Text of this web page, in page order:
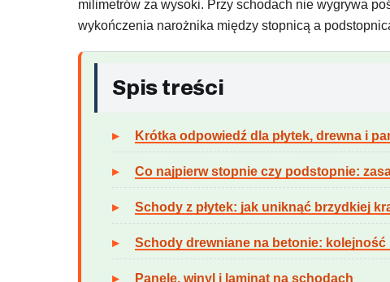
milimetrów za wysoki. Przy schodach nie wygrywa
wykończenia narożnika między stopnicą a
Spis treści
Krótka odpowiedź dla płytek, drewna i
Co najpierw stopnie czy podstopnie:
Schody z płytek: jak uniknąć brzydkiej
Schody drewniane na betonie: kolejność
Panele, winyl i laminat na schodach